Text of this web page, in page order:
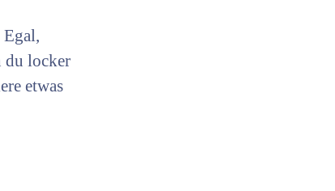
du locker
etwas